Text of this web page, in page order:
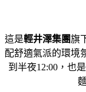
這是輕井澤集團旗
配舒適氣派的環境
到半夜12:00，也是